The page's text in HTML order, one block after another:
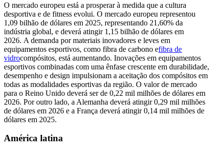
O mercado europeu está a prosperar à medida que a cultura
desportiva e de fitness evolui. O mercado europeu representou
1,09 bilhão de dólares em 2025, representando 21,60% da
indústria global, e deverá atingir 1,15 bilhão de dólares em
2026. A demanda por materiais inovadores e leves em
equipamentos esportivos, como fibra de carbono efibra de
vidrocompósitos, está aumentando. Inovações em equipamentos
esportivos combinadas com uma ênfase crescente em durabilidade,
desempenho e design impulsionam a aceitação dos compósitos em
todas as modalidades esportivas da região. O valor de mercado
para o Reino Unido deverá ser de 0,22 mil milhões de dólares em
2026. Por outro lado, a Alemanha deverá atingir 0,29 mil milhões
de dólares em 2026 e a França deverá atingir 0,14 mil milhões de
dólares em 2025.
América latina